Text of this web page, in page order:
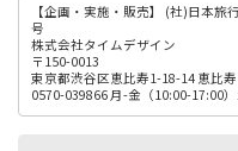
【企画・実施・販売】
(社)日本旅
号
株式会社タイムデザイン
〒150-0013
東京都渋谷区恵比寿1-18-14 恵比
0570-039866 月-金（10:00-17:00